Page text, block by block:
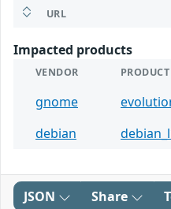
URL
Impacted products
VENDOR PRODUCT
gnome
debian
JSON Share